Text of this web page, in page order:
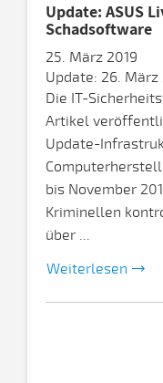
Update: ASUS
Schadsoftware
25. März 2019
Update: 26. März
Die IT-
Artikel
Update-
bis November
Kriminellen
über ...
Weiterlesen